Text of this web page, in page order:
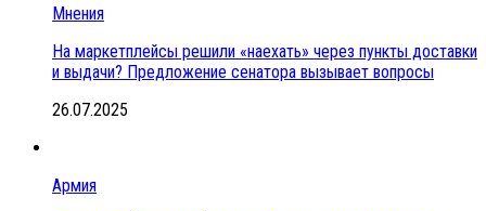
Мнения
На маркетплейсы решили «наехать» через пункты доставки
и выдачи? Предложение сенатора вызывает вопросы
26.07.2025
Армия